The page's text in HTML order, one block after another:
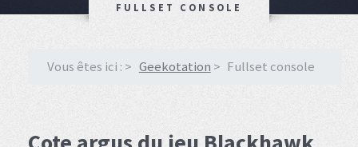
FULLSET CONSOLE
Vous êtes ici : Geekotation Fullset console